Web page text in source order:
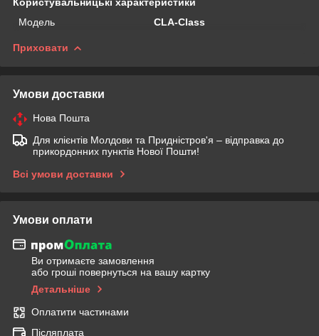
Мoдель
CLA-Class
Приховати
Умови доставки
Нова Пошта
Для клієнтів Молдови та Придністров'я – відправка до
прикордонних пунктів Нової Пошти!
Всі умови доставки
Умови оплати
Ви отримаєте замовлення
або гроші повернуться на вашу картку
Детальніше
Оплатити частинами
Післяплата